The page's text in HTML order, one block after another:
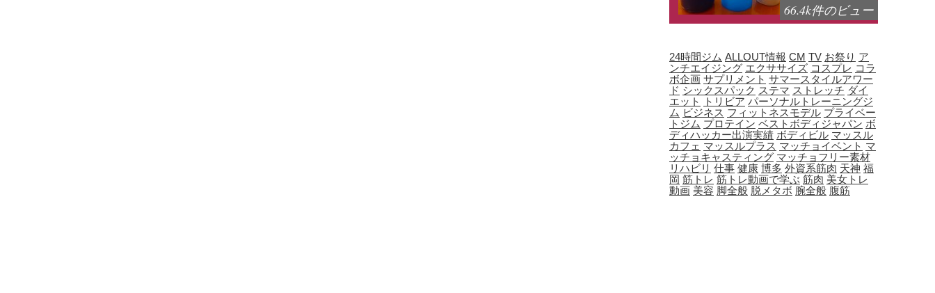
66.4k件のビュー
24時間ジム ALLOUT情報 CM TV お祭り ア
ンチエイジング エクササイズ コスプレ コラ
ボ企画 サプリメント サマースタイルアワー
ド シックスパック ステマ ストレッチ ダイ
エット
トリビア パーソナルトレーニングジ
ム ビジネス フィットネスモデル プライベー
トジム プロテイン ベストボディジャパン ボ
ディハッカー出演実績 ボディビル マッスル
カフェ マッスルプラス マッチョイベント マ
ッチョキャスティング マッチョフリー素材
リハビリ 仕事 健康 博多 外資系筋肉 天神 福
岡 筋トレ 筋トレ動画で学ぶ 筋肉 美女トレ
動画 美容 脚全般 脱メタボ 腕全般 腹筋